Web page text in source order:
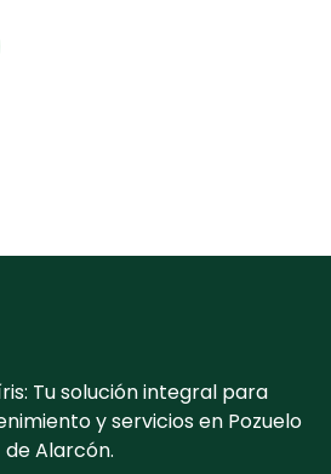
Tu solución integral para
y servicios en Pozuelo
de Alarcón.